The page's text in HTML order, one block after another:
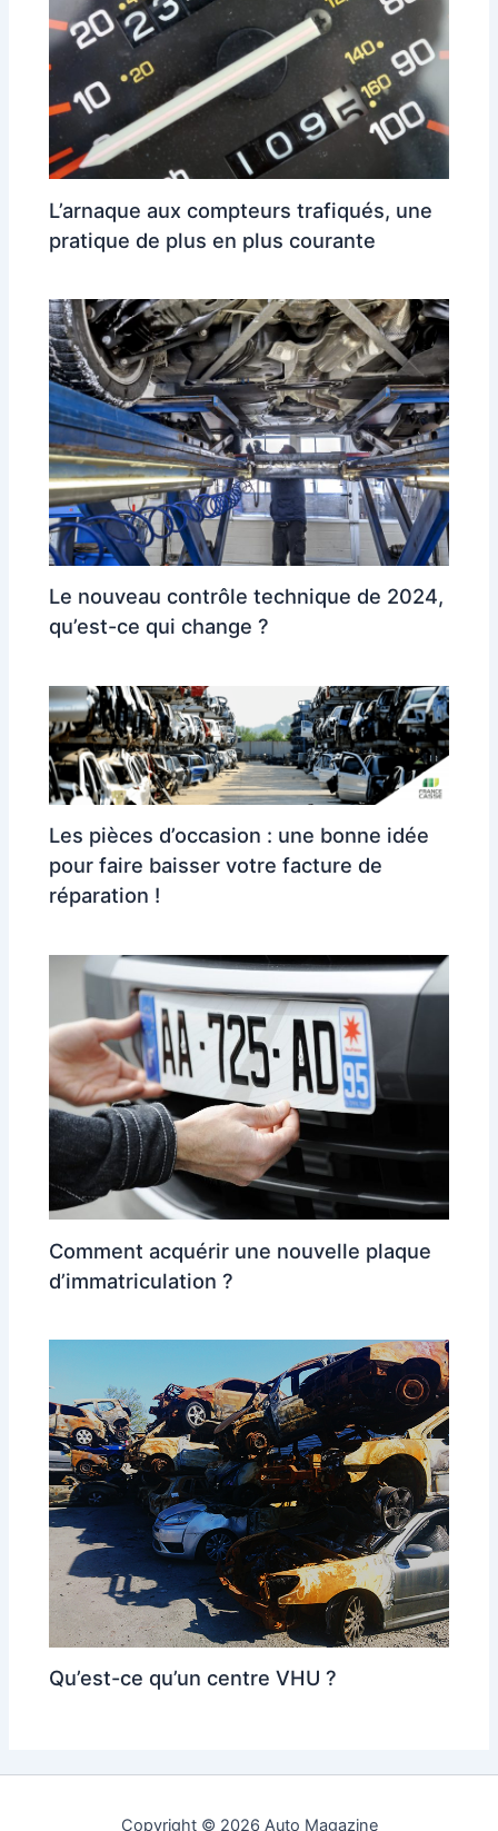
L’arnaque aux compteurs trafiqués, une
pratique de plus en plus courante
Le nouveau contrôle technique de 2024,
qu’est-ce qui change ?
Les pièces d’occasion : une bonne idée
pour faire baisser votre facture de
réparation !
Comment acquérir une nouvelle plaque
d’immatriculation ?
Qu’est-ce qu’un centre VHU ?
Copyright © 2026 Auto Magazine